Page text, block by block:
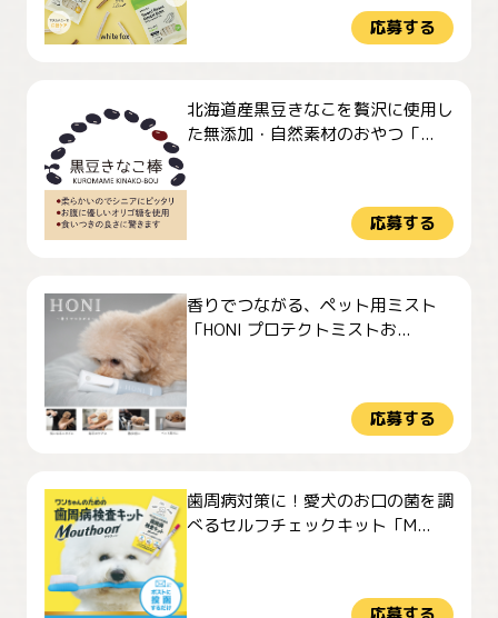
応募する
北海道産黒豆きなこを贅沢に使用し
た無添加・自然素材のおやつ「...
応募する
香りでつながる、ペット用ミスト
「HONI プロテクトミストお...
応募する
歯周病対策に！愛犬のお口の菌を調
べるセルフチェックキット「M...